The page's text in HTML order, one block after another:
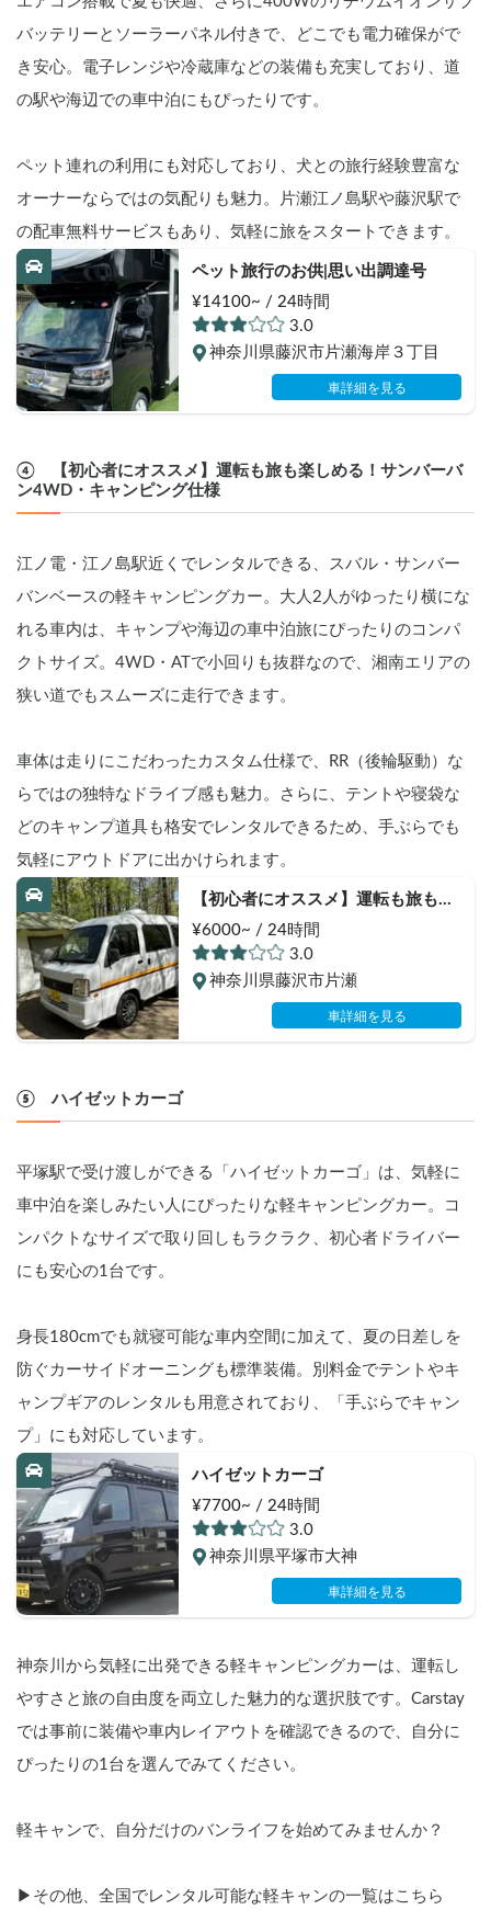
バッテリーとソーラーパネル付きで、どこでも電力確保がで
き安心。電子レンジや冷蔵庫などの装備も充実しており、道
の駅や海辺での車中泊にもぴったりです。
ペット連れの利用にも対応しており、犬との旅行経験豊富な
オーナーならではの気配りも魅力。片瀬江ノ島駅や藤沢駅で
の配車無料サービスもあり、気軽に旅をスタートできます。
ペット旅行のお供|思い出調達号
¥14100~ / 24時間
3.0
神奈川県藤沢市片瀬海岸３丁目
車詳細を見る
④　【初心者にオススメ】運転も旅も楽しめる！サンバーバ
ン4WD・キャンピング仕様
江ノ電・江ノ島駅近くでレンタルできる、スバル・サンバー
バンベースの軽キャンピングカー。大人2人がゆったり横にな
れる車内は、キャンプや海辺の車中泊旅にぴったりのコンパ
クトサイズ。4WD・ATで小回りも抜群なので、湘南エリアの
狭い道でもスムーズに走行できます。
車体は走りにこだわったカスタム仕様で、RR（後輪駆動）な
らではの独特なドライブ感も魅力。さらに、テントや寝袋な
どのキャンプ道具も格安でレンタルできるため、手ぶらでも
気軽にアウトドアに出かけられます。
【初心者にオススメ】運転も旅も楽
しめる！サンバーバン4WD・キャン
ピング仕様
¥6000~ / 24時間
3.0
神奈川県藤沢市片瀬
車詳細を見る
⑤　ハイゼットカーゴ
平塚駅で受け渡しができる「ハイゼットカーゴ」は、気軽に
車中泊を楽しみたい人にぴったりな軽キャンピングカー。コ
ンパクトなサイズで取り回しもラクラク、初心者ドライバー
にも安心の1台です。
身長180cmでも就寝可能な車内空間に加えて、夏の日差しを
防ぐカーサイドオーニングも標準装備。別料金でテントやキ
ャンプギアのレンタルも用意されており、「手ぶらでキャン
プ」にも対応しています。
ハイゼットカーゴ
¥7700~ / 24時間
3.0
神奈川県平塚市大神
車詳細を見る
神奈川から気軽に出発できる軽キャンピングカーは、運転し
やすさと旅の自由度を両立した魅力的な選択肢です。Carstay
では事前に装備や車内レイアウトを確認できるので、自分に
ぴったりの1台を選んでみてください。
軽キャンで、自分だけのバンライフを始めてみませんか？
▶︎その他、全国でレンタル可能な軽キャンの一覧はこちら